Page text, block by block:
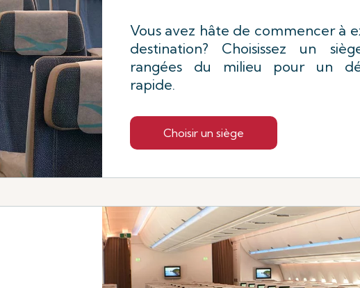
Vous avez hâte de commencer à
destination? Choisissez un
rangées du milieu pour un
rapide.
Choisir un siège